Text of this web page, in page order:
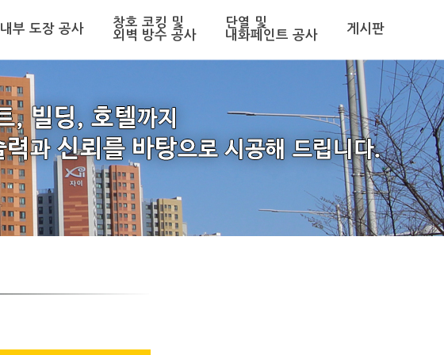
내부 도장 공사
창호 코킹 및
외벽 방수 공사
단열 및
내화페인트 공사
게시판